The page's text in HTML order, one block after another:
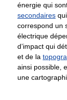
énergie qui
secondaires
correspond un
électrique
d’impact qui
et de la
ainsi possible,
une